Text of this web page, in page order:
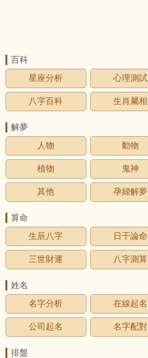
百科
星座分析
心理測試
八字百科 生肖屬相
解夢
人物
動物
植物 鬼神
其他 孕婦解夢
算命
生辰八字
日干論命
三世財運 八字測算
姓名
名字分析
在線起名
公司起名 名字配對
排盤